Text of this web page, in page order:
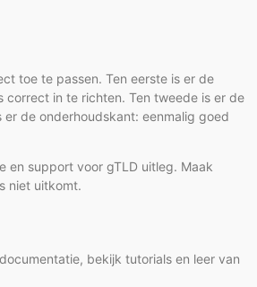
toe te passen. Ten eerste is er de
in te richten. Ten tweede is er de
de onderhoudskant: eenmalig goed
en support voor gTLD uitleg. Maak
niet uitkomt.
bekijk tutorials en leer van